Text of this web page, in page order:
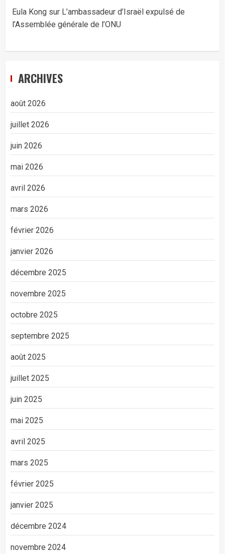
Eula Kong sur L’ambassadeur d’Israël expulsé de
l’Assemblée générale de l’ONU
ARCHIVES
août 2026
juillet 2026
juin 2026
mai 2026
avril 2026
mars 2026
février 2026
janvier 2026
décembre 2025
novembre 2025
octobre 2025
septembre 2025
août 2025
juillet 2025
juin 2025
mai 2025
avril 2025
mars 2025
février 2025
janvier 2025
décembre 2024
novembre 2024